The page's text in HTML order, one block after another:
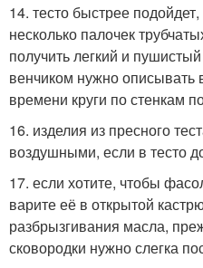
14. тесто быстрее
несколько палочек
получить легкий и
венчиком нужно описывать
времени круги по стенкам
16. изделия из пресного
воздушными, если в тесто
17. если хотите, чтобы
варите её в открытой
разбрызгивания масла,
сковородки нужно слегка